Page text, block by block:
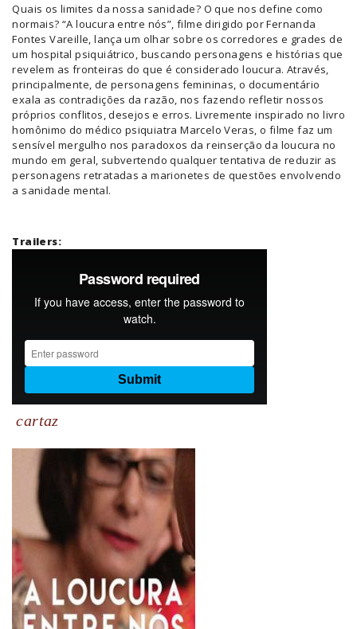
Quais os limites da nossa sanidade? O que nos define como
normais? “A loucura entre nós”, filme dirigido por Fernanda
Fontes Vareille, lança um olhar sobre os corredores e grades de
um hospital psiquiátrico, buscando personagens e histórias que
revelem as fronteiras do que é considerado loucura. Através,
principalmente, de personagens femininas, o documentário
exala as contradições da razão, nos fazendo refletir nossos
próprios conflitos, desejos e erros. Livremente inspirado no livro
homônimo do médico psiquiatra Marcelo Veras, o filme faz um
sensível mergulho nos paradoxos da reinserção da loucura no
mundo em geral, subvertendo qualquer tentativa de reduzir as
personagens retratadas a marionetes de questões envolvendo
a sanidade mental.
Trailers:
cartaz